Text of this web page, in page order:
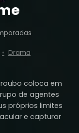
Drama
roubo coloca em
de agentes
próprios limites
e capturar